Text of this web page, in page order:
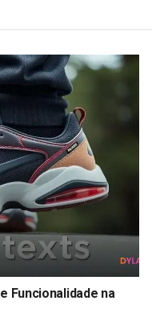
Funcionalidade na